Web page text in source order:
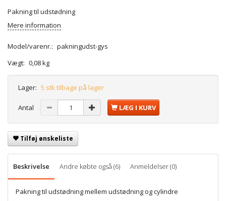
Pakning til udstødning
Mere information
Model/varenr.: pakningudst-gys
Vægt: 0,08 kg
Lager: 5 stk tilbage på lager
Antal LÆG I KURV
Tilføj ønskeliste
Beskrivelse Andre købte også (6) Anmeldelser (0)
Pakning til udstødning mellem udstødning og cylindre